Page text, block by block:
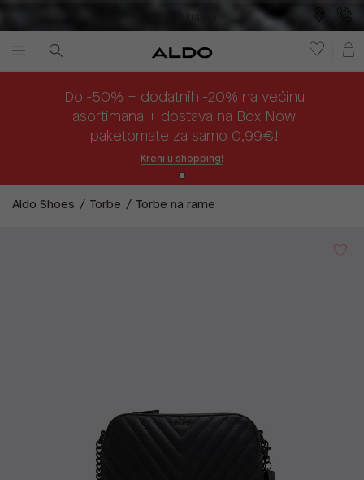
Sigurna kupnja
Do -50% + dodatnih -20% na većinu
asortimana + dostava na Box Now
paketomate za samo 0,99€!
Kreni u shopping!
Aldo Shoes Torbe Torbe na rame